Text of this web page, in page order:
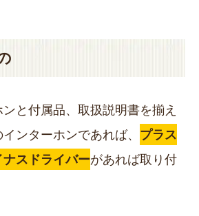
と付属品、取扱説明書を揃え
ンターホンであれば、 プラス
ナスドライバーがあれば取り付